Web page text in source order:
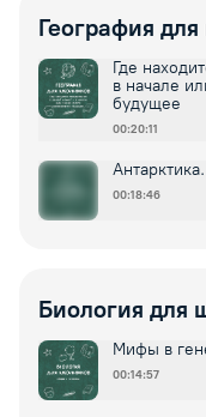
География
Где
в начале
будущее
00:20:11
00:18:46
Биология для
Мифы в
00:14:57